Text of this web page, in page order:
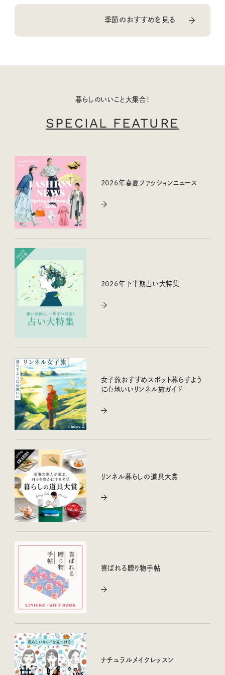
季節のおすすめを見る
暮らしのいいこと大集合！
SPECIAL FEATURE
2026年春夏ファッションニュース
2026年下半期占い大特集
女子旅おすすめスポット暮らすよう
に心地いいリンネル旅ガイド
リンネル暮らしの道具大賞
喜ばれる贈り物手帖
ナチュラルメイクレッスン